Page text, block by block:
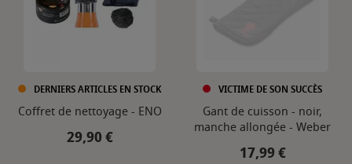
DERNIERS ARTICLES EN STOCK
Coffret de nettoyage - ENO
Prix
29,90 €
VICTIME DE SON SUCCÈS
Gant de cuisson - noir,
manche allongée - Weber
Prix
17,99 €